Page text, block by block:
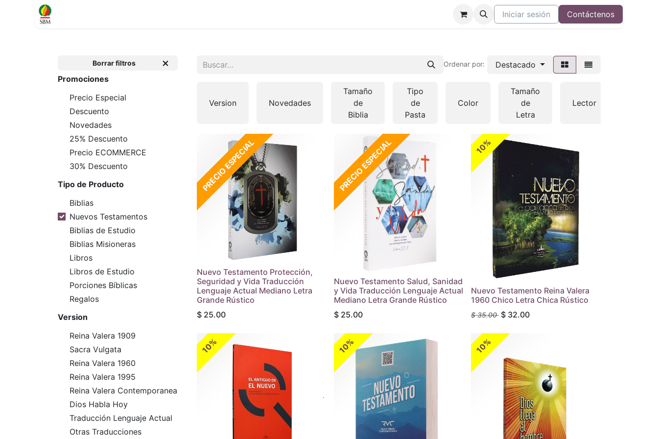
Iniciar sesión Contáctenos
Borrar filtros
Promociones
Precio Especial
Descuento
Novedades
25% Descuento
Precio ECOMMERCE
30% Descuento
Tipo de Producto
Biblias
Nuevos Testamentos
Biblias de Estudio
Biblias Misioneras
Libros
Libros de Estudio
Porciones Bíblicas
Regalos
Version
Reina Valera 1909
Sacra Vulgata
Reina Valera 1960
Reina Valera 1995
Reina Valera Contemporanea
Dios Habla Hoy
Traducción Lenguaje Actual
Otras Traducciones
Ordenar por: Destacado
Version Novedades
Tamaño
de
Biblia
Tipo
de
Pasta
Color
Tamaño
de
Letra
Lector
PRECIO ESPECIAL
Nuevo Testamento Protección,
Seguridad y Vida Traducción
Lenguaje Actual Mediano Letra
Grande Rústico
$ 25.00
PRECIO ESPECIAL
Nuevo Testamento Salud, Sanidad
y Vida Traducción Lenguaje Actual
Mediano Letra Grande Rústico
$ 25.00
10%
Nuevo Testamento Reina Valera
1960 Chico Letra Chica Rústico
$35.00 $ 32.00
10% 10% 10%